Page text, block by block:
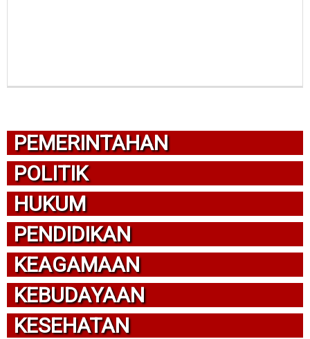
PEMERINTAHAN
POLITIK
HUKUM
PENDIDIKAN
KEAGAMAAN
KEBUDAYAAN
KESEHATAN